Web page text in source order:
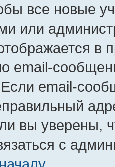
все новые
или
в
email-
email-
вы уверены,
с